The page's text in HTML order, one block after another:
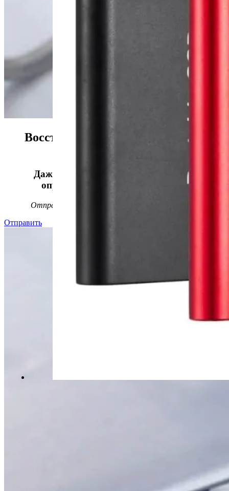
Восстанавливаем данные в 98%
Даже, если носитель информации не
определяется, стучит или пищит.
Отправьте заявку на
Отправить